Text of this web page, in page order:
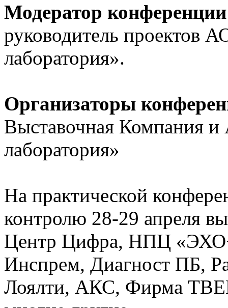
Модератор
руководитель
лаборатория».
Организаторы
Выставочная Компания
лаборатория»
На практической
контролю 28-29 апреля
Центр Цифра, НПЦ
Инспрем, Диагност ПБ,
Лоялти, АКС, Фирма